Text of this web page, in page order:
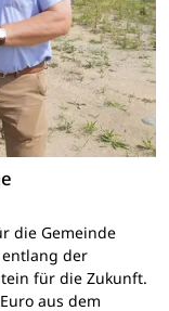
die Gemeinde
entlang der
für die Zukunft.
aus dem